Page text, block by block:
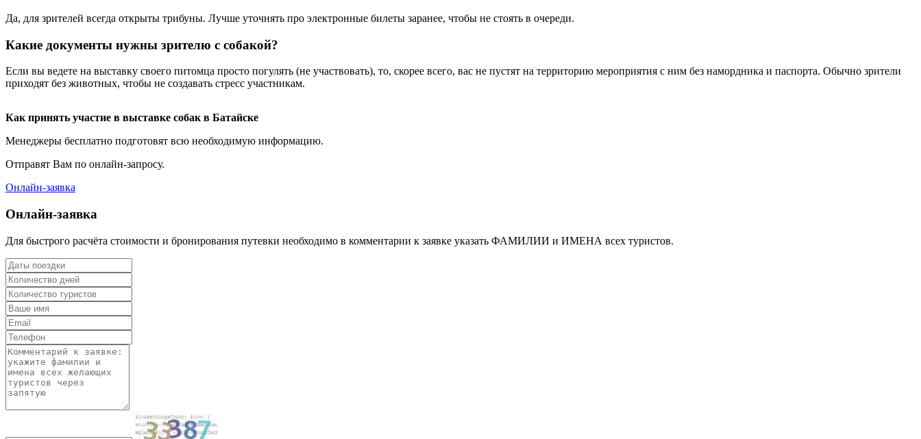
Да, для зрителей всегда открыты трибуны. Лучше уточнять про электронные билеты заранее, чтобы не стоять в очереди.
Какие документы нужны зрителю с собакой?
Если вы ведете на выставку своего питомца просто погулять (не участвовать), то, скорее всего, вас не пустят на территорию мероприятия с ним без намордника и паспорта. Обычно зрители
приходят без животных, чтобы не создавать стресс участникам.
Как принять участие в выставке собак в Батайске
Менеджеры бесплатно подготовят всю необходимую информацию.
Отправят Вам по онлайн-запросу.
Онлайн-заявка
Онлайн-заявка
Для быстрого расчёта стоимости и бронирования путевки необходимо в комментарии к заявке указать ФАМИЛИИ и ИМЕНА всех туристов.